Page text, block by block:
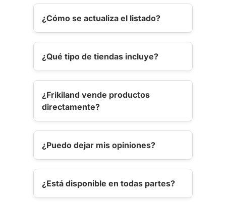
¿Cómo se actualiza el listado?
¿Qué tipo de tiendas incluye?
¿Frikiland vende productos
directamente?
¿Puedo dejar mis opiniones?
¿Está disponible en todas partes?